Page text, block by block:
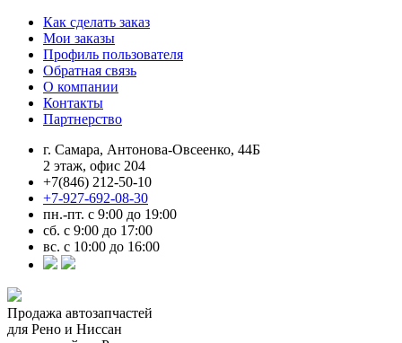
Как сделать заказ
Мои заказы
Профиль пользователя
Обратная связь
О компании
Контакты
Партнерство
г. Самара, Антонова-Овсеенко, 44Б
2 этаж, офис 204
+7(846) 212-50-10
+7-927-692-08-30
пн.-пт. с 9:00 до 19:00
сб. с 9:00 до 17:00
вс. с 10:00 до 16:00
Продажа автозапчастей
для Рено и Ниссан